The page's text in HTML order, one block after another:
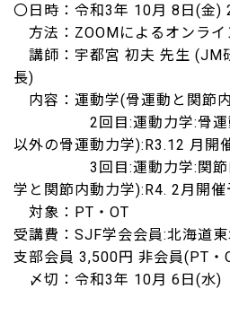
〇日時：令和3年 10月 8日(金)
方法：ZOOMによるオンライ
講師：宇都宮 初夫 先生 (JM
長)
内容：運動学(骨運動と関節
2回目:運動力学:骨運動
以外の骨運動力学):R3.12 月開
3回目:運動力学:関節内
学と関節内動力学):R4. 2月開
対象：PT・OT
受講費：SJF学会会員:北海道
支部会員 3,500円 非会員(PT・
〆切：令和3年 10月 6日(水)